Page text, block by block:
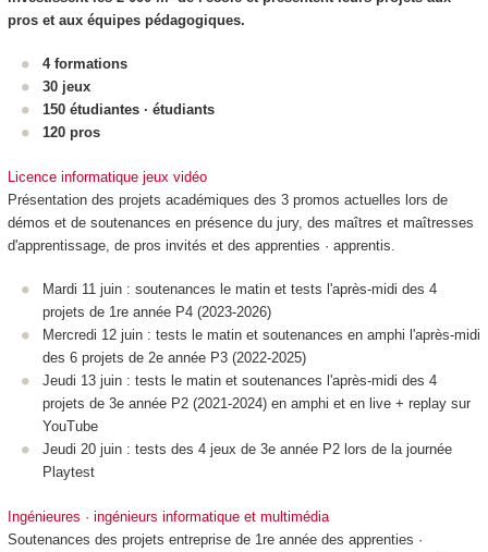
pros et aux équipes pédagogiques.
4 formations
30 jeux
150 étudiantes · étudiants
120 pros
Licence informatique jeux vidéo
Présentation des projets académiques des 3 promos actuelles lors de
démos et de soutenances en présence du jury, des maîtres et maîtresses
d'apprentissage, de pros invités et des apprenties · apprentis.
Mardi 11 juin : soutenances le matin et tests l'après-midi des 4
projets de 1re année P4 (2023-2026)
Mercredi 12 juin : tests le matin et soutenances en amphi l'après-midi
des 6 projets de 2e année P3 (2022-2025)
Jeudi 13 juin : tests le matin et soutenances l'après-midi des 4
projets de 3e année P2 (2021-2024) en amphi et en live + replay sur
YouTube
Jeudi 20 juin : tests des 4 jeux de 3e année P2 lors de la journée
Playtest
Ingénieures · ingénieurs informatique et multimédia
Soutenances des projets entreprise de 1re année des apprenties ·